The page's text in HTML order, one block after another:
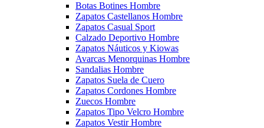
Botas Botines Hombre
Zapatos Castellanos Hombre
Zapatos Casual Sport
Calzado Deportivo Hombre
Zapatos Náuticos y Kiowas
Avarcas Menorquinas Hombre
Sandalias Hombre
Zapatos Suela de Cuero
Zapatos Cordones Hombre
Zuecos Hombre
Zapatos Tipo Velcro Hombre
Zapatos Vestir Hombre